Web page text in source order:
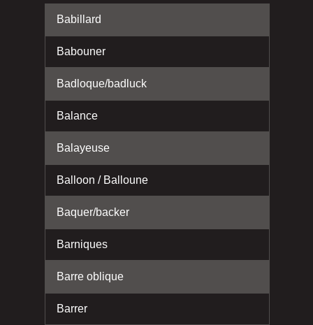
Babillard
Babouner
Badloque/badluck
Balance
Balayeuse
Balloon / Balloune
Baquer/backer
Barniques
Barre oblique
Barrer